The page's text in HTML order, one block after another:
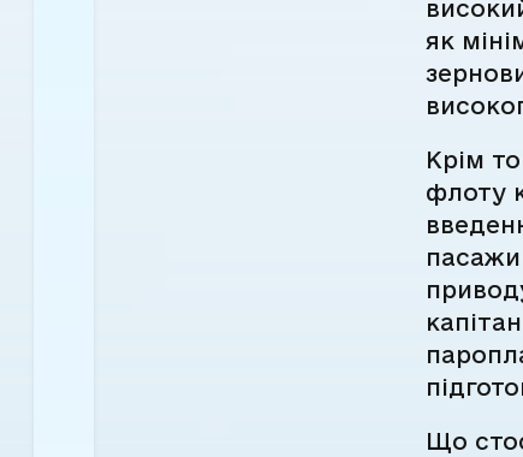
як
Крім
флоту
Що